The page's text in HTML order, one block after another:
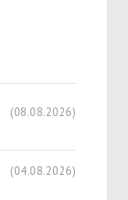
(08.08.2026)
(04.08.2026)